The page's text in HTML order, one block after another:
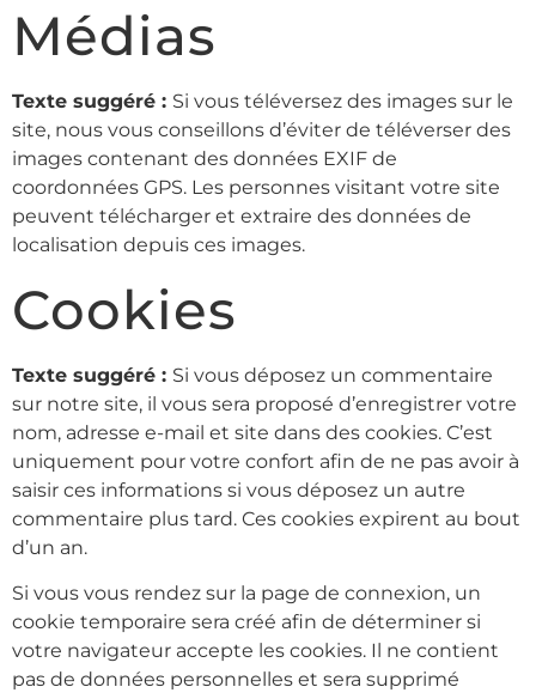
Médias
Texte suggéré : Si vous téléversez des images sur le
site, nous vous conseillons d’éviter de téléverser des
images contenant des données EXIF de
coordonnées GPS. Les personnes visitant votre site
peuvent télécharger et extraire des données de
localisation depuis ces images.
Cookies
Texte suggéré : Si vous déposez un commentaire
sur notre site, il vous sera proposé d’enregistrer votre
nom, adresse e-mail et site dans des cookies. C’est
uniquement pour votre confort afin de ne pas avoir à
saisir ces informations si vous déposez un autre
commentaire plus tard. Ces cookies expirent au bout
d’un an.
Si vous vous rendez sur la page de connexion, un
cookie temporaire sera créé afin de déterminer si
votre navigateur accepte les cookies. Il ne contient
pas de données personnelles et sera supprimé